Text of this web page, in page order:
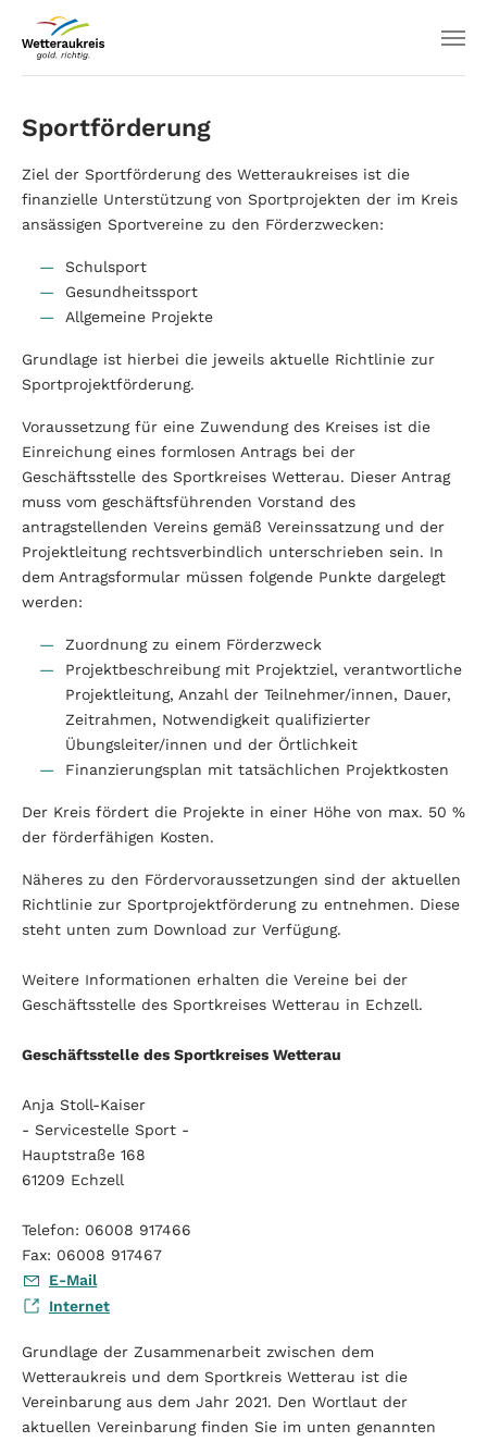
Sportförderung
Ziel der Sportförderung des Wetteraukreises ist die
finanzielle Unterstützung von Sportprojekten der im Kreis
ansässigen Sportvereine zu den Förderzwecken:
Schulsport
Gesundheitssport
Allgemeine Projekte
Grundlage ist hierbei die jeweils aktuelle Richtlinie zur
Sportprojektförderung.
Voraussetzung für eine Zuwendung des Kreises ist die
Einreichung eines formlosen Antrags bei der
Geschäftsstelle des Sportkreises Wetterau. Dieser Antrag
muss vom geschäftsführenden Vorstand des
antragstellenden Vereins gemäß Vereinssatzung und der
Projektleitung rechtsverbindlich unterschrieben sein. In
dem Antragsformular müssen folgende Punkte dargelegt
werden:
Zuordnung zu einem Förderzweck
Projektbeschreibung mit Projektziel, verantwortliche
Projektleitung, Anzahl der Teilnehmer/innen, Dauer,
Zeitrahmen, Notwendigkeit qualifizierter
Übungsleiter/innen und der Örtlichkeit
Finanzierungsplan mit tatsächlichen Projektkosten
Der Kreis fördert die Projekte in einer Höhe von max. 50 %
der förderfähigen Kosten.
Näheres zu den Fördervoraussetzungen sind der aktuellen
Richtlinie zur Sportprojektförderung zu entnehmen. Diese
steht unten zum Download zur Verfügung.
Weitere Informationen erhalten die Vereine bei der
Geschäftsstelle des Sportkreises Wetterau in Echzell.
Geschäftsstelle des Sportkreises Wetterau
Anja Stoll-Kaiser
- Servicestelle Sport -
Hauptstraße 168
61209 Echzell
Telefon: 06008 917466
Fax: 06008 917467
E-Mail
Internet
Grundlage der Zusammenarbeit zwischen dem
Wetteraukreis und dem Sportkreis Wetterau ist die
Vereinbarung aus dem Jahr 2021. Den Wortlaut der
aktuellen Vereinbarung finden Sie im unten genannten